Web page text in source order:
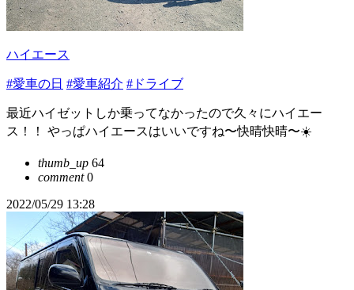
ハイエース
#愛車の日 #愛車紹介 #ドライブ
最近ハイゼットしか乗ってなかったので久々にハイエー
ス！！ やっぱハイエースはいいですね〜快晴快晴〜☀️
thumb_up 64
comment0
2022/05/29 13:28